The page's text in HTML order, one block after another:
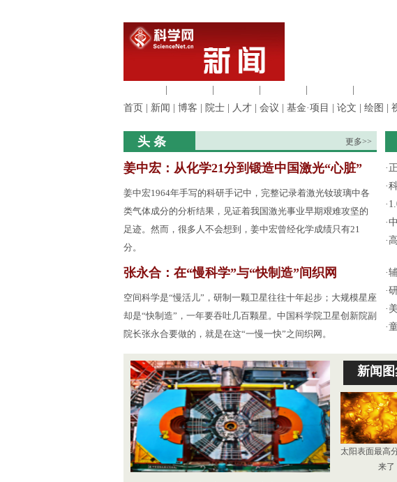
首页
新闻 博客 院士 人才 会议 基金·项目 论文 绘图
头 条 更多>>
姜中宏：从化学21分到锻造中国激光“心脏”
姜中宏1964年手写的科研手记中，完整记录着激光钕玻璃中各
类气体成分的分析结果，见证着我国激光事业早期艰难攻坚的
足迹。然而，很多人不会想到，姜中宏曾经化学成绩只有21
分。
张永合：在“慢科学”与“快制造”间织网
空间科学是“慢活儿”，研制一颗卫星往往十年起步；大规模星座
却是“快制造”，一年要吞吐几百颗星。中国科学院卫星创新院副
院长张永合要做的，就是在这“一慢一快”之间织网。
·
·
·
·
·
·
·
·
·
新闻
太阳表面最高
来了